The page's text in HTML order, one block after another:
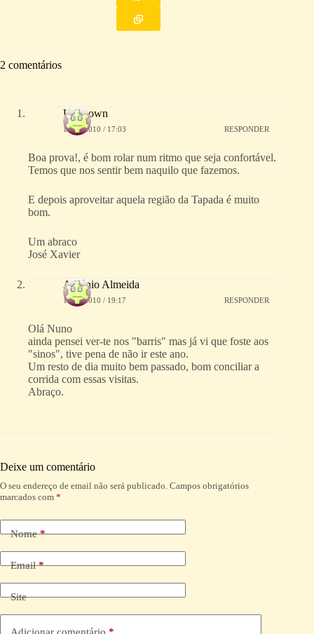
2 comentários
Unknown
12/04/2010 / 17:03 RESPONDER
Boa prova!, é bom rolar num ritmo que seja confortável.
Temos que nos sentir bem naquilo que fazemos.
E depois aproveitar aquela região da Tapada é muito
bom.
Um abraco
José Xavier
António Almeida
14/04/2010 / 19:17 RESPONDER
Olá Nuno
ainda pensei ver-te nos "barris" mas já vi que foste aos
"sinos", tive pena de não ir este ano.
Um resto de dia muito bem passado, bom conciliar a
corrida com essas visitas.
Abraço.
Deixe um comentário
O seu endereço de email não será publicado. Campos obrigatórios
marcados com *
Nome*
Email*
Site
Adicionar comentário *
A
l
r
n
a
v
e